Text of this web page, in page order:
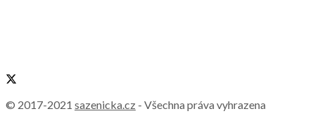
© 2017-2021 sazenicka.cz - Všechna práva vyhrazena